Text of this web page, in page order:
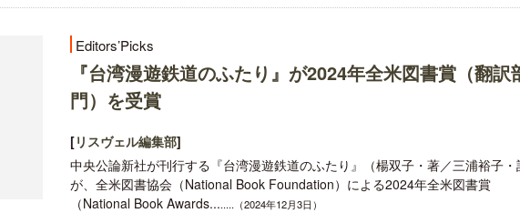
Editors’Picks
『台湾漫遊鉄道のふたり』が2024年全米図書賞（翻訳
門）を受賞
[リスヴェル編集部]
中央公論新社が刊行する『台湾漫遊鉄道のふたり』（楊双子・著／三浦裕子・
が、全米図書協会（National Book Foundation）による2024年全米図書賞
（National Book Awards........（2024年12月3日）